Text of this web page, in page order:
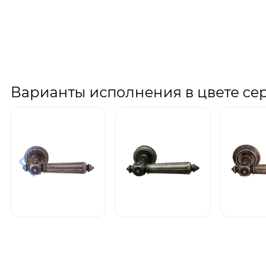
Варианты исполнения в цвете